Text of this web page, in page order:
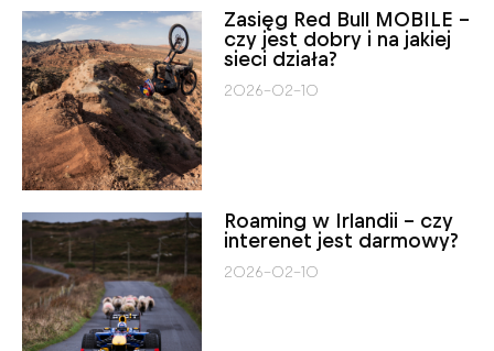
Zasięg Red Bull MOBILE –
czy jest dobry i na jakiej
sieci działa?
2026-02-10
Roaming w Irlandii – czy
interenet jest darmowy?
2026-02-10